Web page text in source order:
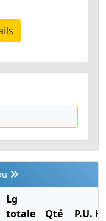
Lg
totale
Qté
P.U.